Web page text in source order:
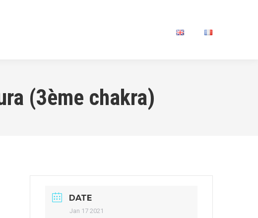
(3ème chakra)
DATE
Jan 17 2021